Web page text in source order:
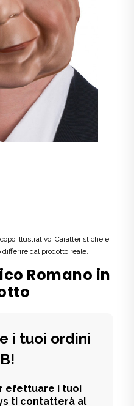
illustrativo. Caratteristiche e
dal prodotto reale.
Romano in
i tuoi ordini
efettuare i tuoi
ti contatterà al